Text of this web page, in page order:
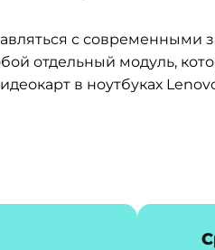
с современными
отдельный модуль,
в ноутбуках